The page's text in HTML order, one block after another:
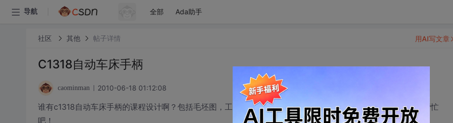
导航 全部 Ada助手
社区 其他 帖子详情
C1318自动车床手柄
caominman 2010-06-18 01:12:08
谁有c1318自动车床手柄的课程设计啊？包括毛坯图，工序卡片，公艺流程，联系我QQ：630023334，大家帮帮忙
吧！
用AI写文章